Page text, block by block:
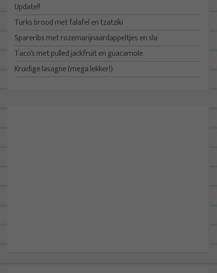
Update!!
Turks brood met falafel en tzatziki
Spareribs met rozemarijnaardappeltjes en sla
Taco’s met pulled jackfruit en guacamole
Kruidige lasagne (mega lekker!)